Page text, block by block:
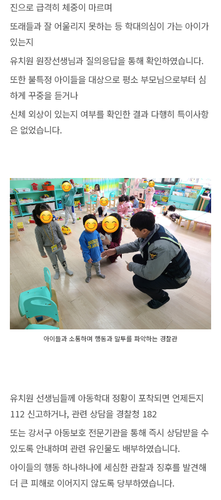
진으로 급격히 체중이 마르며
또래들과 잘 어울리지 못하는 등 학대의심이 가는 아이가
있는지
유치원 원장선생님과 질의응답을 통해 확인하였습니다.
또한 불특정 아이들을 대상으로 평소 부모님으로부터 심
하게 꾸중을 듣거나
신체 외상이 있는지 여부를 확인한 결과 다행히 특이사항
은 없었습니다.
아이들과 소통하며 행동과 말투를 파악하는 경찰관
유치원 선생님들께 아동학대 정황이 포착되면 언제든지
112 신고하거나, 관련 상담을 경찰청 182
또는 강서구 아동보호 전문기관을 통해 즉시 상담받을 수
있도록 안내하며 관련 유인물도 배부하였습니다.
아이들의 행동 하나하나에 세심한 관찰과 징후를 발견해
더 큰 피해로 이어지지 않도록 당부하였습니다.